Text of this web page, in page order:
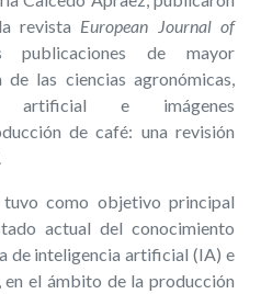
revista European Journal of
de mayor
las ciencias agronómicas,
artificial e imágenes
de café: una revisión
tuvo como objetivo principal
actual del conocimiento
de inteligencia artificial (IA) e
en el ámbito de la producción